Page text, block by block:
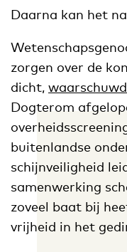
Daarna kan het
zorgen over de
dicht,
Dogterom
buitenlandse
schijnveiligheid
samenwerking
zoveel baat bij
vrijheid in het